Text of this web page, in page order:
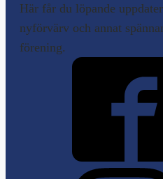
Här får du löpande
nyförvärv och annat
förening.